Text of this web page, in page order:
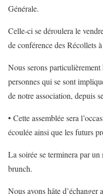
Générale.
Celle-ci se déroulera le
de conférence des Récollets
Nous serons
personnes qui se sont
de notre association, depuis
• Cette assemblée sera
écoulée ainsi que les futurs
La soirée se terminera par
brunch.
Nous avons hâte d’échanger